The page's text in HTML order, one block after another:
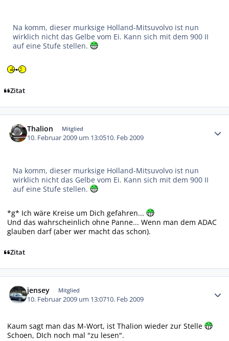
Na komm, dieser murksige Holland-Mitsuvolvo ist nun
wirklich nicht das Gelbe vom Ei. Kann sich mit dem 900 II
auf eine Stufe stellen.
Zitat
Thalion Mitglied
10. Februar 2009 um 13:0510. Feb 2009
Na komm, dieser murksige Holland-Mitsuvolvo ist nun
wirklich nicht das Gelbe vom Ei. Kann sich mit dem 900 II
auf eine Stufe stellen.
*g* Ich wäre Kreise um Dich gefahren...
Und das wahrscheinlich ohne Panne... Wenn man dem ADAC
glauben darf (aber wer macht das schon).
Zitat
jensey Mitglied
10. Februar 2009 um 13:0710. Feb 2009
Kaum sagt man das M-Wort, ist Thalion wieder zur Stelle
Schoen, DIch noch mal "zu lesen".